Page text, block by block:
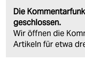
Die
geschlossen.
Wir öffnen die
Artikeln für etwa